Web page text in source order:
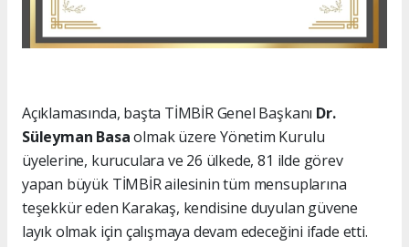
Açıklamasında, başta TİMBİR Genel Başkanı Dr.
Süleyman Basaolmak üzere Yönetim Kurulu
üyelerine, kuruculara ve 26 ülkede, 81 ilde görev
yapan büyük TİMBİR ailesinin tüm mensuplarına
teşekkür eden Karakaş, kendisine duyulan güvene
layık olmak için çalışmaya devam edeceğini ifade etti.